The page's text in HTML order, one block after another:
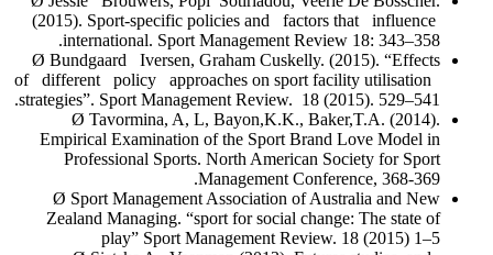
(2015). Sport-specific policies and factors that influence
international. Sport Management Review 18: 343–358.
Ø Bundgaard Iversen, Graham Cuskelly. (2015). “Effects
of different policy approaches on sport facility utilisation
strategies”. Sport Management Review. 18 (2015). 529–541.
Ø Tavormina, A, L, Bayon,K.K., Baker,T.A. (2014).
Empirical Examination of the Sport Brand Love Model in
Professional Sports. North American Society for Sport
Management Conference, 368-369.
Ø Sport Management Association of Australia and New
Zealand Managing. “sport for social change: The state of
play” Sport Management Review. 18 (2015) 1–5